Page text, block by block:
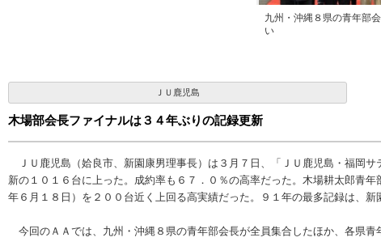
九州・沖縄８県の青年部
い
ＪＵ鹿児島
木場部会長ファイナルは３４年ぶりの記録更新
ＪＵ鹿児島（姶良市、新園康男理事長）は３月７日、「ＪＵ鹿児島・福岡
新の１０１６台に上った。成約率も６７．０％の高率だった。木場耕太郎青
年６月１８日）を２００台近く上回る高実績だった。９１年の最多記録は、新
今回のＡＡでは、九州・沖縄８県の青年部会長が全員集合したほか、各県青